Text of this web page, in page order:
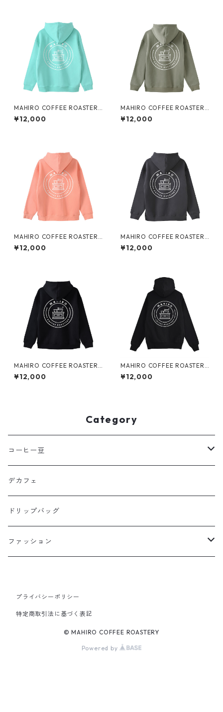
MAHIRO COFFEE ROASTERY
裏起毛Bigパーカー
¥12,000
MAHIRO COFFEE ROASTERY
裏起毛Bigパーカー
¥12,000
MAHIRO COFFEE ROASTERY
裏起毛Bigパーカー
¥12,000
MAHIRO COFFEE ROASTERY
裏起毛Bigパーカー
¥12,000
MAHIRO COFFEE ROASTERY
裏起毛Bigパーカー
¥12,000
MAHIRO COFFEE ROASTERY
パイルジップパーカー
¥12,000
Category
コーヒー豆
100g
200g
デカフェ
ドリップバッグ
ファッション
ジップ有り：裏起毛
ジップ有り：パイル
Tシャツ
プライバシーポリシー
特定商取引法に基づく表記
© MAHIRO COFFEE ROASTERY
Powered by